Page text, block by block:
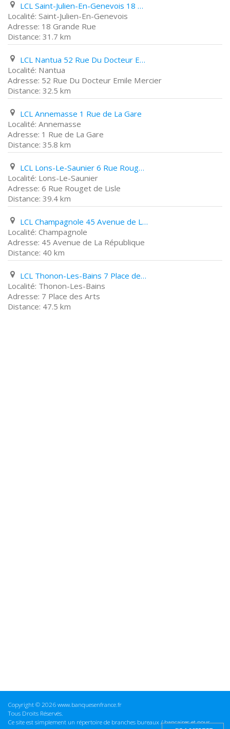
LCL Saint-Julien-En-Genevois 18 Grande Rue
Saint-Julien-En-Genevois
18 Grande Rue
31.7 km
LCL Nantua 52 Rue Du Docteur Emile Mercier
Nantua
52 Rue Du Docteur Emile Mercier
32.5 km
LCL Annemasse 1 Rue de La Gare
Annemasse
1 Rue de La Gare
35.8 km
LCL Lons-Le-Saunier 6 Rue Rouget de Lisle
Lons-Le-Saunier
6 Rue Rouget de Lisle
39.4 km
LCL Champagnole 45 Avenue de La République
Champagnole
45 Avenue de La République
40 km
LCL Thonon-Les-Bains 7 Place des Arts
Thonon-Les-Bains
7 Place des Arts
47.5 km
Copyright © 2026 www.banquesenfrance.fr
Tous Droits Réservés.
Ce site est simplement un répertoire de branches bureaux / bancaires et nous